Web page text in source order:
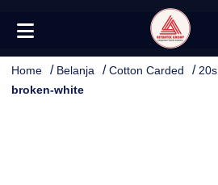
Home / Belanja /Cotton Carded / 20s
broken-white